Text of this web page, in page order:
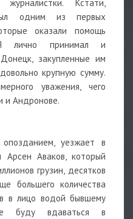
Кстати,
одним из первых
оказали помощь
лично принимал и
закупленные им
крупную сумму.
уважения, чего
и Андронове.
уезжает в
Арсен Аваков, который
грузин, десятков
большего количества
в лицо водой бывшему
буду вдаваться в